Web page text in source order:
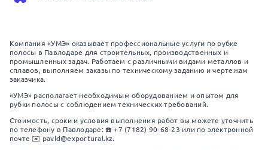
Компания «УМЭ» оказывает профессиональные услуги по рубке
полосы в Павлодаре для строительных, производственных и
промышленных задач. Работаем с различными видами металлов и
сплавов, выполняем заказы по техническому заданию и чертежам
заказчика.
«УМЭ» располагает необходимым оборудованием и опытом для
рубки полосы с соблюдением технических требований.
Стоимость, сроки и условия выполнения работ вы можете уточнить
по телефону в Павлодаре: ☎️ +7 (7182) 90-68-23 или по электронной
почте ✉️ pavld@exportural.kz.